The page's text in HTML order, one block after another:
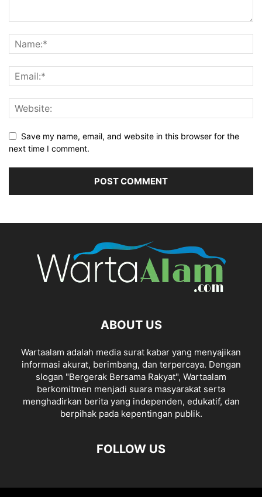
Save my name, email, and website in this browser for the
next time I comment.
ABOUT US
Wartaalam adalah media surat kabar yang menyajikan
informasi akurat, berimbang, dan terpercaya. Dengan
slogan "Bergerak Bersama Rakyat", Wartaalam
berkomitmen menjadi suara masyarakat serta
menghadirkan berita yang independen, edukatif, dan
berpihak pada kepentingan publik.
FOLLOW US